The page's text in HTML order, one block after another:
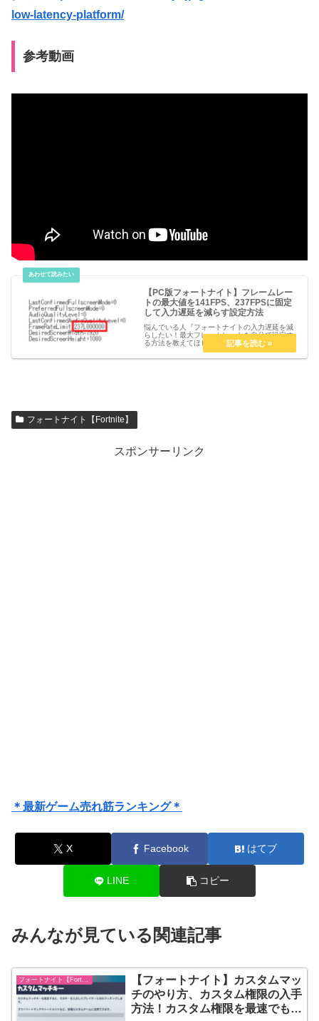
low-latency-platform/
参考動画
【PC版フォートナイト】フレームレー
トの最大値を141FPS、237FPSに固定
して入力遅延を減らす設定方法
悩んでいる人『フォートナイトの入力遅延を減
らしたい！最大フレームレートを自分で設定す
る方法を教えてほしい。』こういった悩みを解
決します。【PC版フォートナイト】フレームレ
ートの最大値を141FPS、237FPSに固定して
フォートナイト【Fortnite】
スポンサーリンク
＊最新ゲーム売れ筋ランキング＊
X Facebook はてブ
LINE コピー
みんなが見ている関連記事
【フォートナイト】カスタムマッ
チのやり方、カスタム権限の入手
方法！カスタム権限を最速でもら